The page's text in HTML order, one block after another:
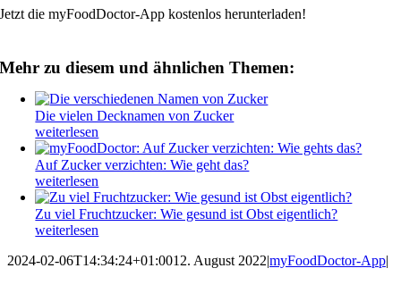
Jetzt die myFoodDoctor-App kostenlos herunterladen!
Mehr zu diesem und ähnlichen Themen:
Die vielen Decknamen von Zucker
weiterlesen
Auf Zucker verzichten: Wie geht das?
weiterlesen
Zu viel Fruchtzucker: Wie gesund ist Obst eigentlich?
weiterlesen
2024-02-06T14:34:24+01:0012. August 2022|myFoodDoctor-App|